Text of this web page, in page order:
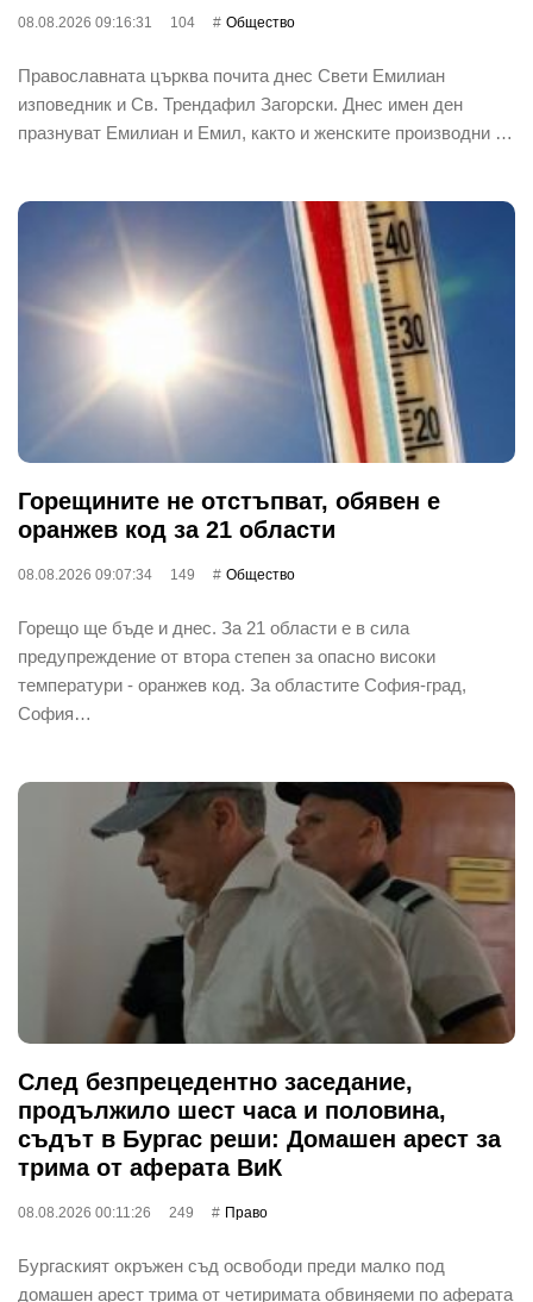
08.08.2026 09:16:31 104 Общество
Православната църква почита днес Свети Емилиан
изповедник и Св. Трендафил Загорски. Днес имен ден
празнуват Емилиан и Емил, както и женските производни …
Горещините не отстъпват, обявен е
оранжев код за 21 области
08.08.2026 09:07:34 149 Общество
Горещо ще бъде и днес. За 21 области е в сила
предупреждение от втора степен за опасно високи
температури - оранжев код. За областите София-град,
София…
След безпрецедентно заседание,
продължило шест часа и половина,
съдът в Бургас реши: Домашен арест за
трима от аферата ВиК
08.08.2026 00:11:26 249 Право
Бургаският окръжен съд освободи преди малко под
домашен арест трима от четиримата обвиняеми по аферата